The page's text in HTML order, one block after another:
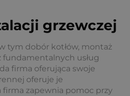
grzewczej
tym dobór kotłów, montaż
fundamentalnych usług
firma oferująca swoje
oferuje je
firma zapewnia pomoc przy